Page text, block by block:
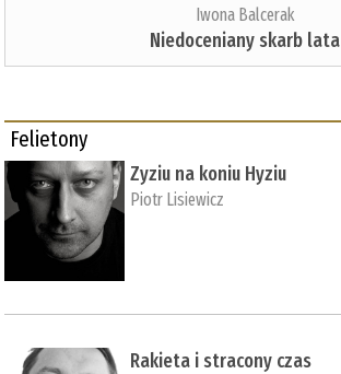
Iwona Balcerak
Niedoceniany skarb lata
Felietony
Zyziu na koniu Hyziu
Piotr Lisiewicz
Rakieta i stracony czas